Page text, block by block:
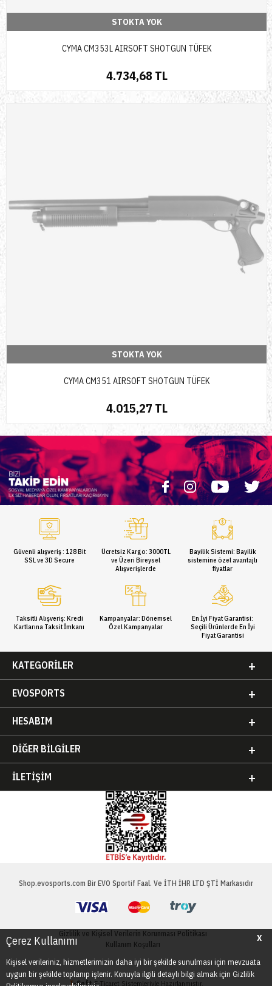
X
Çerez Kullanımı
Kişisel verileriniz, hizmetlerimizin daha iyi bir şekilde sunulması için mevzuata
uygun bir şekilde toplanıp işlenir. Konuyla ilgili detaylı bilgi almak için Gizlilik
STOKTA YOK
CYMA CM353L AIRSOFT SHOTGUN TÜFEK
4.734,68 TL
STOKTA YOK
CYMA CM351 AIRSOFT SHOTGUN TÜFEK
4.015,27 TL
Güvenli alışveriş : 128 Bit
SSL ve 3D Secure
Ücretsiz Kargo: 3000TL
ve Üzeri Bireysel
Alışverişlerde
Bayilik Sistemi: Bayilik
sistemine özel avantajlı
fiyatlar
Taksitli Alışveriş: Kredi
Kartlarına Taksit İmkanı
Kampanyalar: Dönemsel
Özel Kampanyalar
En İyi Fiyat Garantisi:
Seçili Ürünlerde En İyi
Fiyat Garantisi
KATEGORILER
EVOSPORTS
HESABIM
DIĞER BILGILER
İLETIŞIM
Shop.evosports.com Bir EVO Sportif Faal. Ve İTH İHR LTD ŞTİ Markasıdır
Gizlilik ve Kişisel Verilerin Korunması Politikası
Kullanım Koşulları
T-SoftE-Ticaret Sistemleriyle Hazırlanmıştır.